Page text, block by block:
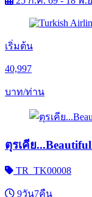
เริ่มต้น
40,997
บาท/ท่าน
ตุรเคีย
TR_TK00008
9วัน7คืน